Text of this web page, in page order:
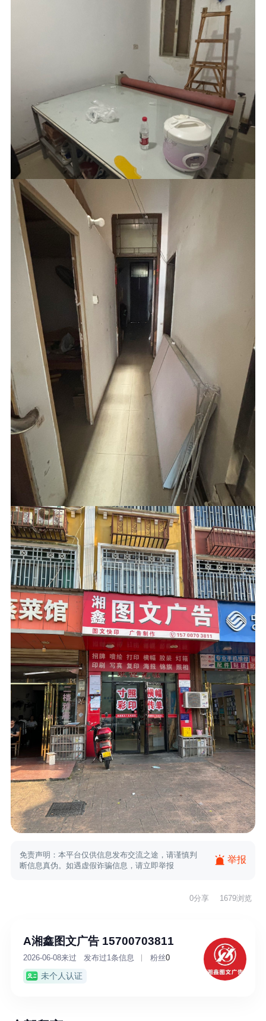
免责声明：本平台仅供信息发布交流之途，请谨慎判
断信息真伪。如遇虚假诈骗信息，请立即举报
举报
0分享 1679浏览
A湘鑫图文广告 15700703811
2026-06-08来过 发布过1条信息 粉丝0
未个人认证